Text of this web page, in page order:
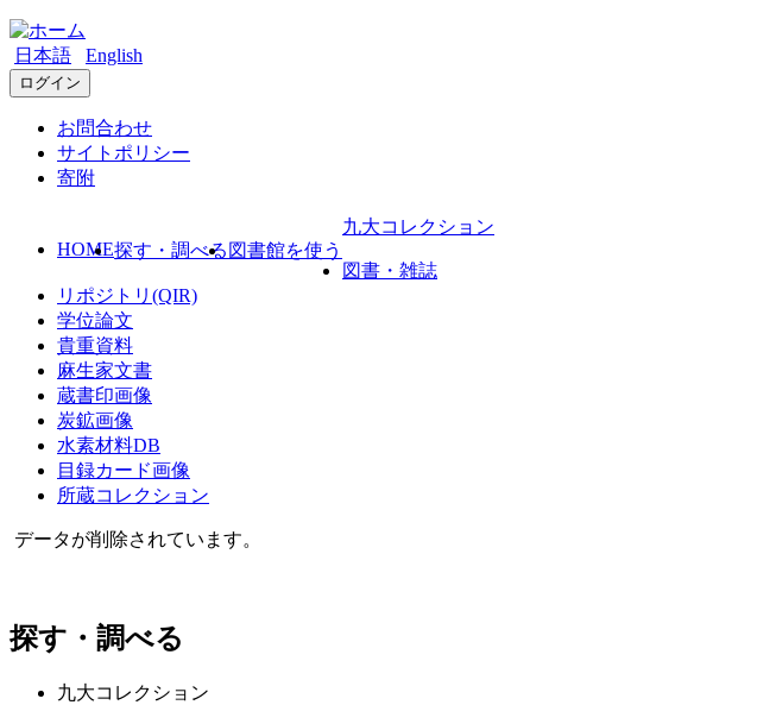
日本語 English
ログイン
お問合わせ
サイトポリシー
寄附
HOME探す・調べる 図書館を使う
九大コレクション
図書・雑誌
リポジトリ(QIR)
学位論文
貴重資料
麻生家文書
蔵書印画像
炭鉱画像
水素材料DB
目録カード画像
所蔵コレクション
データが削除されています。
探す・調べる
九大コレクション